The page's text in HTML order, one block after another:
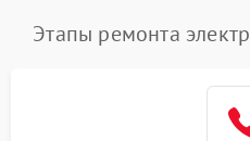
Этапы ремонта